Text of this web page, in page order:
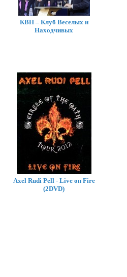
КВН – Клуб Веселых и
Находчивых
Axel Rudi Pell - Live on Fire
(2DVD)